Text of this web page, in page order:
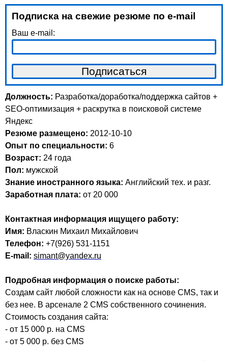
Подписка на свежие резюме по e-mail
Ваш e-mail:
Должность: Разработка/доработка/поддержка сайтов +
SEO-оптимизация + раскрутка в поисковой системе
Яндекс
Резюме размещено: 2012-10-10
Опыт по специальности: 6
Возраст: 24 годa
Пол: мужской
Знание иностранного языка: Английский тех. и разг.
Заработная плата: от 20 000
Контактная информация ищущего работу:
Имя: Власкин Михаил Михайлович
Телефон: +7(926) 531-1151
E-mail: simant@yandex.ru
Подробная информация о поиске работы:
Создам сайт любой сложности как на основе CMS, так и
без нее. В арсенале 2 CMS собственного сочинения.
Стоимость создания сайта:
- от 15 000 р. на CMS
- от 5 000 р. без CMS